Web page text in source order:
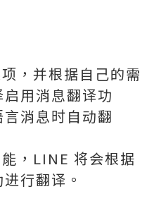
，并根据自己的需
用消息翻译功
消息时自动翻
，LINE 将会根据
行翻译。